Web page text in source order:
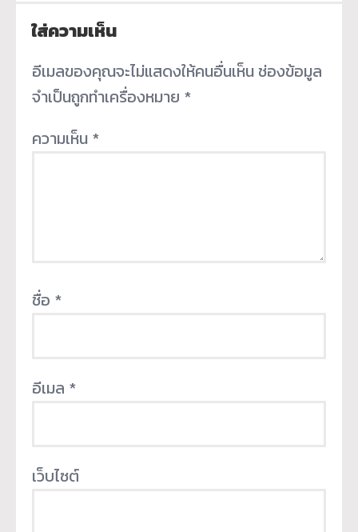
ใส่ความเห็น
อีเมลของคุณจะไม่แสดงให้คนอื่นเห็น ช่องข้อมูล
จำเป็นถูกทำเครื่องหมาย *
ความเห็น *
ชื่อ *
อีเมล *
เว็บไซต์